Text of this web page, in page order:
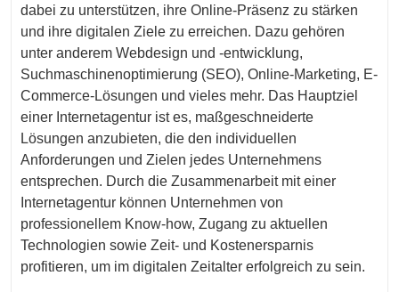
dabei zu unterstützen, ihre Online-Präsenz zu stärken
und ihre digitalen Ziele zu erreichen. Dazu gehören
unter anderem Webdesign und -entwicklung,
Suchmaschinenoptimierung (SEO), Online-Marketing, E-
Commerce-Lösungen und vieles mehr. Das Hauptziel
einer Internetagentur ist es, maßgeschneiderte
Lösungen anzubieten, die den individuellen
Anforderungen und Zielen jedes Unternehmens
entsprechen. Durch die Zusammenarbeit mit einer
Internetagentur können Unternehmen von
professionellem Know-how, Zugang zu aktuellen
Technologien sowie Zeit- und Kostenersparnis
profitieren, um im digitalen Zeitalter erfolgreich zu sein.